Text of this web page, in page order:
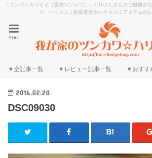
「ツンツンカワイイ（通称ツンカワ）」くりけんさんのご機嫌が
グ。ハリネズミ飼育道具やハリネズミアイテムのレ
menu
▼全記事一覧 ▼レビュー記事一覧 ▼おすす
2016.02.20
DSC09030